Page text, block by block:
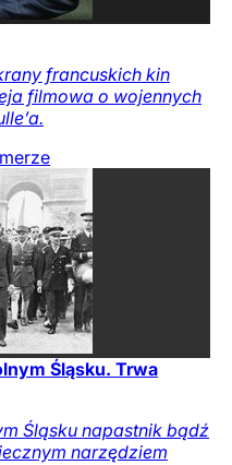
francuskich kin
filmowa o wojennych
Śląsku. Trwa
Śląsku napastnik bądź
narzędziem